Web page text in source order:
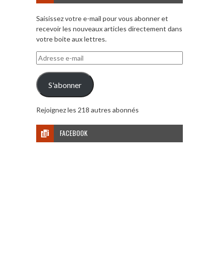
Saisissez votre e-mail pour vous abonner et
recevoir les nouveaux articles directement dans
votre boite aux lettres.
Adresse
e-
mail
S'abonner
Rejoignez les 218 autres abonnés
FACEBOOK